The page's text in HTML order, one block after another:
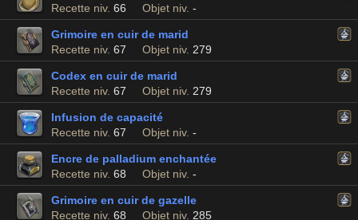
Recette niv. 66 Objet niv. -
Grimoire en cuir de marid
Recette niv. 67 Objet niv. 279
Codex en cuir de marid
Recette niv. 67 Objet niv. 279
Infusion de capacité
Recette niv. 67 Objet niv. -
Encre de palladium enchantée
Recette niv. 68 Objet niv. -
Grimoire en cuir de gazelle
Recette niv. 68 Objet niv. 285